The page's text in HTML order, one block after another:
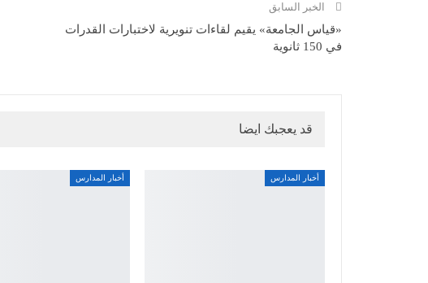
الخبر السابق
«قياس الجامعة» يقيم لقاءات تنويرية لاختبارات القدرات
في 150 ثانوية
قد يعجبك ايضا
أخبار المدارس أخبار المدارس